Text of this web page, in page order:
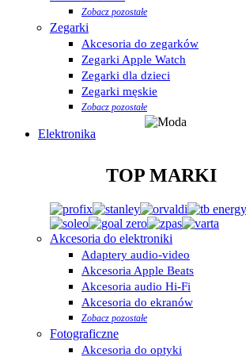
Zobacz pozostałe
Zegarki
Akcesoria do zegarków
Zegarki Apple Watch
Zegarki dla dzieci
Zegarki męskie
Zobacz pozostałe
Elektronika
TOP MARKI
Akcesoria do elektroniki
Adaptery audio-video
Akcesoria Apple Beats
Akcesoria audio Hi-Fi
Akcesoria do ekranów
Zobacz pozostałe
Fotograficzne
Akcesoria do optyki